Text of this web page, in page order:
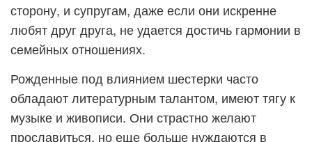
сторону, и супругам, даже если они искренне
любят друг друга, не удается достичь гармонии в
семейных отношениях.
Рожденные под влиянием шестерки часто
обладают литературным талантом, имеют тягу к
музыке и живописи. Они страстно желают
прославиться, но еще больше нуждаются в